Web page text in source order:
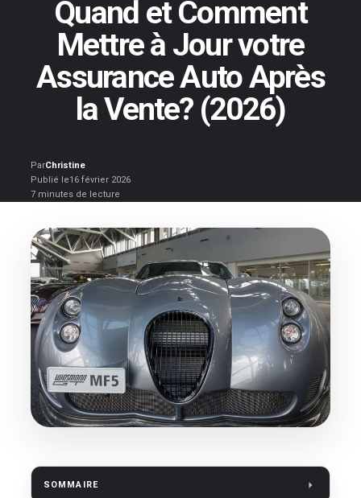
Quand et Comment
Mettre à Jour votre
Assurance Auto Après
la Vente? (2026)
ParChristine
Publié le16 février 2026
7 minutes de lecture
SOMMAIRE